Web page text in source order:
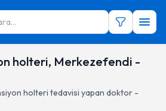
holteri, Merkezefendi -
holteri tedavisi yapan doktor -